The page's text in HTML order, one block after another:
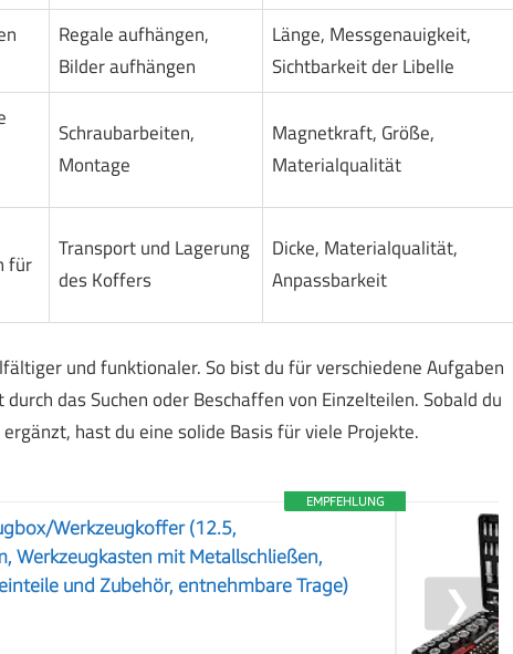
Regale aufhängen,
Bilder aufhängen
Länge, Messgenauigkeit,
Sichtbarkeit der Libelle
Schraubarbeiten,
Montage
Magnetkraft, Größe,
Materialqualität
für
Transport und Lagerung
des Koffers
Dicke, Materialqualität,
Anpassbarkeit
und funktionaler. So bist du für verschiedene Aufgaben
das Suchen oder Beschaffen von Einzelteilen. Sobald du
hast du eine solide Basis für viele Projekte.
EMPFEHLUNG
Werkzeugkoffer (12.5,
Werkzeugkasten mit Metallschließen,
und Zubehör, entnehmbare Trage)
❯